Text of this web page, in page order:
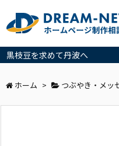
黒枝豆を求めて丹波へ
ホーム > つぶやき・メッ